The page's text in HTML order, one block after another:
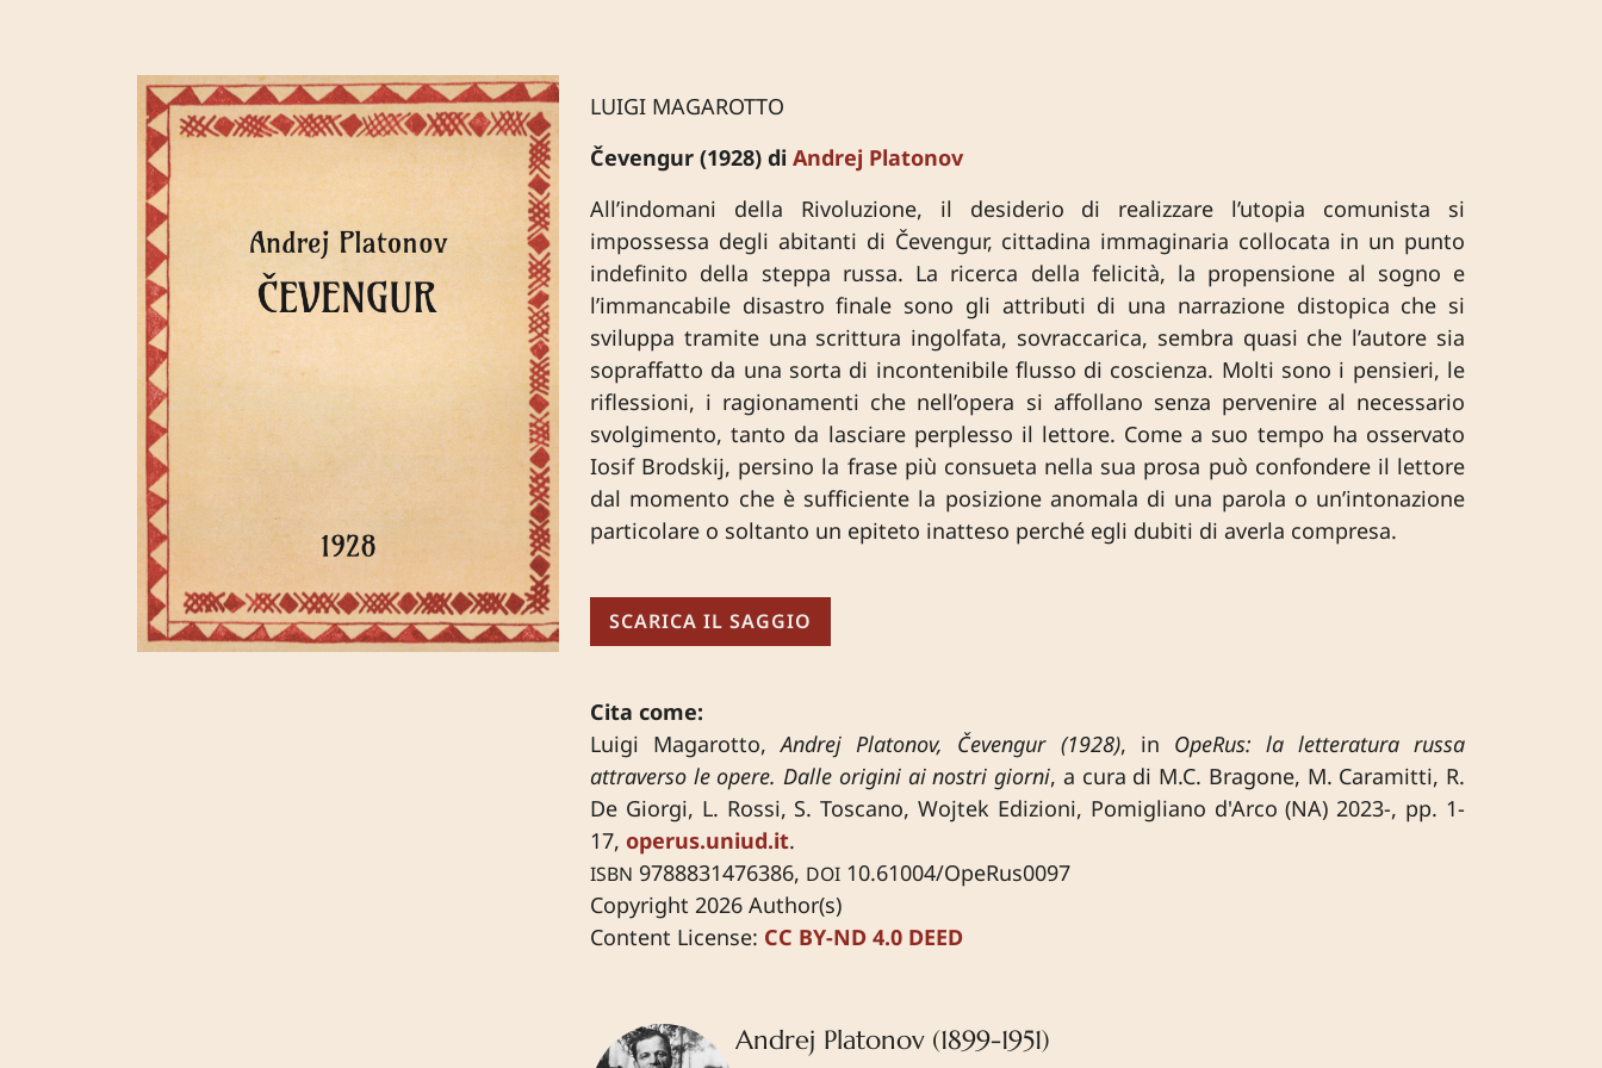
LUIGI MAGAROTTO
Čevengur (1928) di Andrej Platonov
All’indomani della Rivoluzione, il desiderio di realizzare l’utopia comunista si
impossessa degli abitanti di Čevengur, cittadina immaginaria collocata in un punto
indefinito della steppa russa. La ricerca della felicità, la propensione al sogno e
l’immancabile disastro finale sono gli attributi di una narrazione distopica che si
sviluppa tramite una scrittura ingolfata, sovraccarica, sembra quasi che l’autore sia
sopraffatto da una sorta di incontenibile flusso di coscienza. Molti sono i pensieri, le
riflessioni, i ragionamenti che nell’opera si affollano senza pervenire al necessario
svolgimento, tanto da lasciare perplesso il lettore. Come a suo tempo ha osservato
Iosif Brodskij, persino la frase più consueta nella sua prosa può confondere il lettore
dal momento che è sufficiente la posizione anomala di una parola o un’intonazione
particolare o soltanto un epiteto inatteso perché egli dubiti di averla compresa.
SCARICA IL SAGGIO
Cita come:
Luigi Magarotto,Andrej Platonov, Čevengur (1928), in OpeRus: la letteratura russa
attraverso le opere. Dalle origini ai nostri giorni, a cura di M.C. Bragone, M. Caramitti, R.
De Giorgi, L. Rossi, S. Toscano, Wojtek Edizioni, Pomigliano d'Arco (NA) 2023-, pp. 1-
17, operus.uniud.it.
ISBN 9788831476386, DOI 10.61004/OpeRus0097
Copyright 2026 Author(s)
Content License: CC BY-ND 4.0 DEED
Andrej Platonov (1899-1951)